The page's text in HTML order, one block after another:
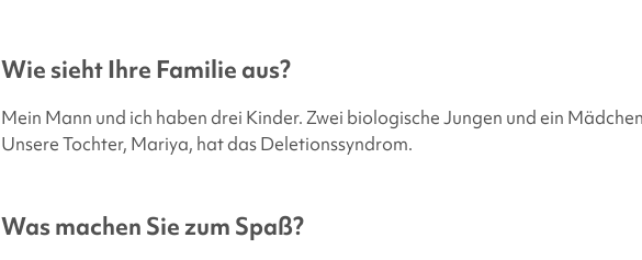
Wie sieht Ihre Familie aus?
Mein Mann und ich haben drei Kinder. Zwei biologische Jungen und ein
Unsere Tochter, Mariya, hat das Deletionssyndrom.
Was machen Sie zum Spaß?